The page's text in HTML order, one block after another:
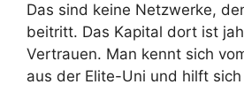
Das sind keine Netzwerke,
beitritt. Das Kapital dort ist
Vertrauen. Man kennt sich
aus der Elite-Uni und hilft